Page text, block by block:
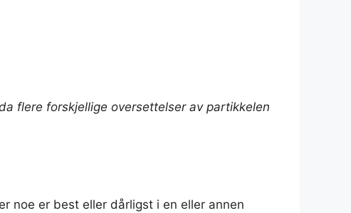
flere forskjellige oversettelser av partikkelen
noe er best eller dårligst i en eller annen